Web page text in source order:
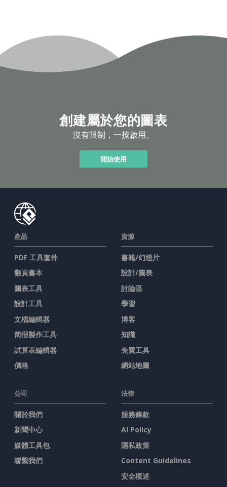
創建屬於您的圖表
沒有限制，一按啟用。
開始使用
產品
PDF 工具套件
翻頁書本
圖表工具
設計工具
文檔編輯器
简报製作工具
試算表編輯器
價格
資源
書籍/幻燈片
設計/圖表
討論區
學習
博客
知識
免費工具
網站地圖
公司
關於我們
新聞中心
媒體工具包
聯繫我們
法律
服務條款
AI Policy
隱私政策
Content Guidelines
安全概述